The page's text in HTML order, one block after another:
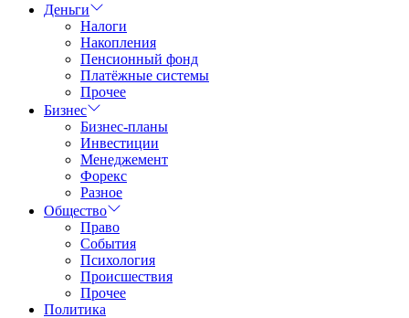
Деньги
Налоги
Накопления
Пенсионный фонд
Платёжные системы
Прочее
Бизнес
Бизнес-планы
Инвестиции
Менеджемент
Форекс
Разное
Общество
Право
События
Психология
Происшествия
Прочее
Политика